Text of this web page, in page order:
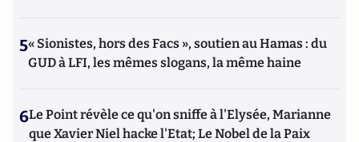
5« Sionistes, hors des Facs », soutien au Hamas : du
GUD à LFI, les mêmes slogans, la même haine
6Le Point révèle ce qu'on sniffe à l'Elysée, Marianne
que Xavier Niel hacke l'Etat; Le Nobel de la Paix